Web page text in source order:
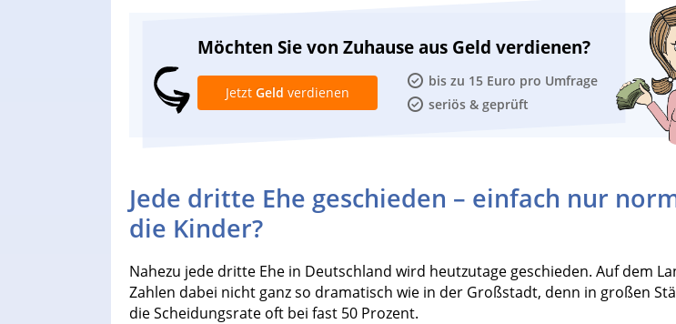
Möchten Sie von Zuhause aus Geld verdienen?
bis zu 15 Euro pro Umfrage
seriös & geprüft
Jetzt Geld verdienen
Jede dritte Ehe geschieden – einfach nur
die Kinder?
Nahezu jede dritte Ehe in Deutschland wird heutzutage geschieden. Auf dem
Zahlen dabei nicht ganz so dramatisch wie in der Großstadt, denn in großen
die Scheidungsrate oft bei fast 50 Prozent.
Heimarbeit ohne PC: Die